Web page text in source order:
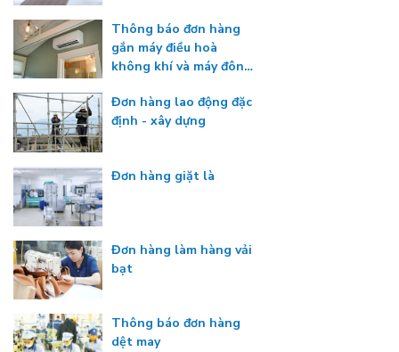
Thông báo đơn hàng
gắn máy điều hoà
không khí và máy đông
Đơn hàng lao động đặc
định - xây dựng
Đơn hàng giặt là
Đơn hàng làm hàng vải
bạt
Thông báo đơn hàng
dệt may